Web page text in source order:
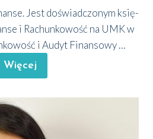
Jest doświad­czo­nym księ­
i Rachun­ko­wość na UMK w
i Audyt Finan­so­wy …
Wię­cej